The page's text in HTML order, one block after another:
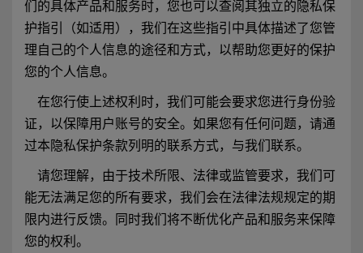
们的具体产品和服务时，您也可以查阅其独立的隐私保
护指引（如适用），我们在这些指引中具体描述了您管
理自己的个人信息的途径和方式，以帮助您更好的保护
您的个人信息。
在您行使上述权利时，我们可能会要求您进行身份验
证，以保障用户账号的安全。如果您有任何问题，请通
过本隐私保护条款列明的联系方式，与我们联系。
请您理解，由于技术所限、法律或监管要求，我们可
能无法满足您的所有要求，我们会在法律法规规定的期
限内进行反馈。同时我们将不断优化产品和服务来保障
您的权利。